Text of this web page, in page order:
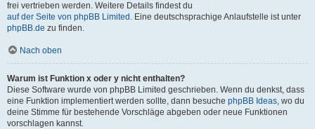
frei vertrieben werden. Weitere Details findest du
auf der Seite von phpBB Limited . Eine deutschsprachige Anlaufstelle ist unter
phpBB.de zu finden.
Nach oben
Warum ist Funktion x oder y nicht enthalten?
Diese Software wurde von phpBB Limited geschrieben. Wenn du denkst, dass
eine Funktion implementiert werden sollte, dann besuche phpBB Ideas, wo du
deine Stimme für bestehende Vorschläge abgeben oder neue Funktionen
vorschlagen kannst.